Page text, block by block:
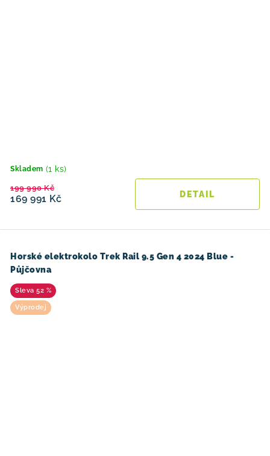
Skladem (1 ks)
169 991 Kč
199 990 Kč
Horské elektrokolo Trek Rail 9.5 Gen 4 2024 Blue -
Půjčovna
52 %
Výprodej